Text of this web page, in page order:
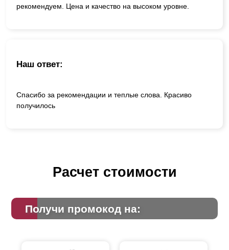
рекомендуем. Цена и качество на высоком уровне.
Наш ответ:
Спасибо за рекомендации и теплые слова. Красиво
получилось
Расчет стоимости
Получи промокод на: